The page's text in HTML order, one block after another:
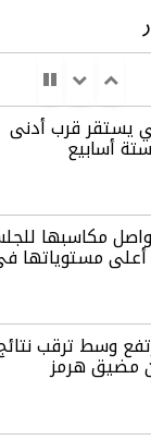
يستقر قرب أدنى
أسابيع
مكاسبها
أعلى مستوياتها
وسط ترقب
مضيق هرمز